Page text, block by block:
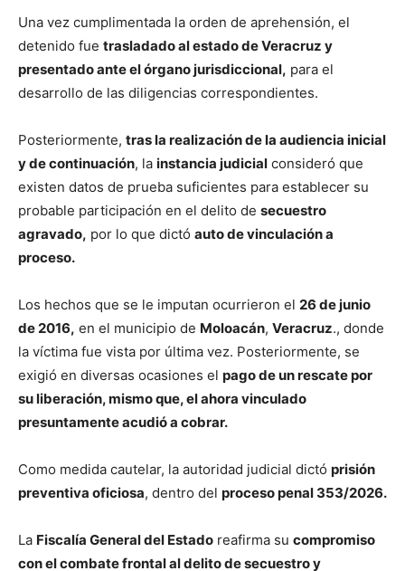
Una vez cumplimentada la orden de aprehensión, el
detenido fue trasladado al estado de Veracruz y
presentado ante el órgano jurisdiccional, para el
desarrollo de las diligencias correspondientes.
Posteriormente, tras la realización de la audiencia inicial
y de continuación, la instancia judicial consideró que
existen datos de prueba suficientes para establecer su
probable participación en el delito de secuestro
agravado, por lo que dictó auto de vinculación a
proceso.
Los hechos que se le imputan ocurrieron el 26 de junio
de 2016, en el municipio de Moloacán, Veracruz., donde
la víctima fue vista por última vez. Posteriormente, se
exigió en diversas ocasiones el pago de un rescate por
su liberación, mismo que, el ahora vinculado
presuntamente acudió a cobrar.
Como medida cautelar, la autoridad judicial dictó prisión
preventiva oficiosa, dentro del proceso penal 353/2026.
La Fiscalía General del Estado reafirma su compromiso
con el combate frontal al delito de secuestro y